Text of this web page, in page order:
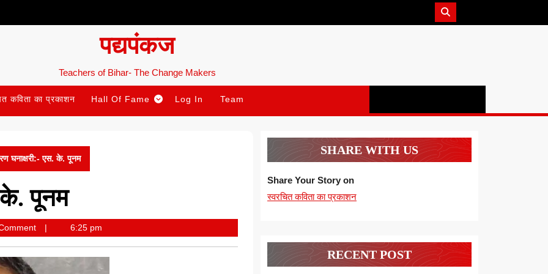
पद्यपंकज
Teachers of Bihar- The Change Makers
कविता का प्रकाशन Hall Of Fame Log In Team
घनाक्षरी:- एस. के. पूनम
के. पूनम
6:25 pm
SHARE WITH US
Share Your Story on
स्वरचित कविता का प्रकाशन
RECENT POST